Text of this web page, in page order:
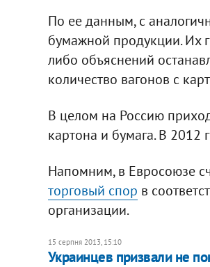
По ее данным, с
бумажной продукции. Их
либо объяснений
количество вагонов с
В целом на Россию
картона и бумага. В
Напомним, в Евросоюзе
торговый спор в
организации.
15 серпня 2013, 15:10
Украинцев призвали не